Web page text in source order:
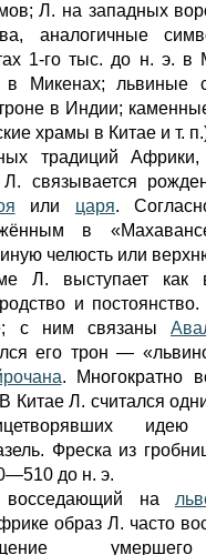
Л. на западных
аналогичные
1-го тыс. до н. э. в
в Микенах; львиные
в Индии;
храмы в Китае и т.
традиций
связывается
или царя.
в
челюсть или
Л. выступает как
и
с ним связаны
его трон —
. Многократно
Китае Л. считался
Фреска из
до н. э.
на
образ Л. часто